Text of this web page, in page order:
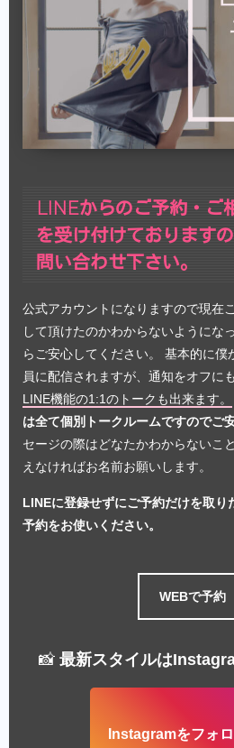
LINEからのご予約・ご
を受け付けております
問い合わせ下さい。
公式アカウントになりますので現在
して頂けたのかわからないようにな
らご安心してください。 基本的に僕
員に配信されますが、通知をオフに
LINE機能の1:1のトークも出来ます。
は全て個別トークルームですのでご
セージの際はどなたかわからないこ
えなければお名前お願いします。
LINEに登録せずにご予約だけを取り
予約をお使いください。
WEBで予約
📸 最新スタイルは
Instagramをフォ